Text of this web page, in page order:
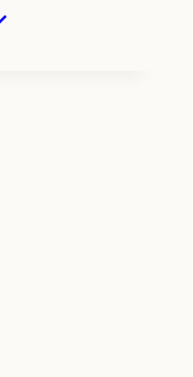
stránke